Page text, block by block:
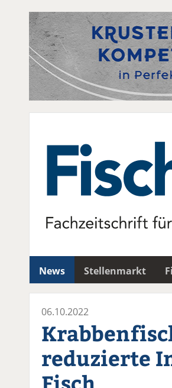
News Stellenmarkt
06.10.2022
reduzierte